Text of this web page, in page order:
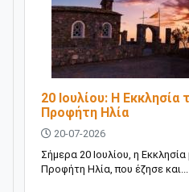
20 Ιουλίου: H Εκκλησία
Προφήτη Ηλία
20-07-2026
Σήμερα 20 Ιουλίου, η
Προφήτη Ηλία, που έζησε και...